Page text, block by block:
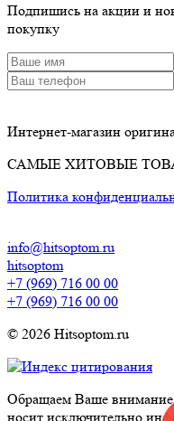
Подпишись на акции и
покупку
Интернет-магазин
САМЫЕ ХИТОВЫЕ
Политика
info@hitsoptom.ru
hitsoptom
+7 (969) 716 00 00
+7 (969) 716 00 00
© 2026 Hitsoptom.ru
Обращаем Ваше внимание
носит исключительно